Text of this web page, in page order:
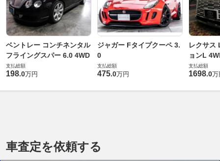
ベントレー コンチネンタル
フライングスパー 6.0 4WD
支払総額
198.0万円
ジャガー Fタイプクーペ 3.
0
支払総額
475.0万円
レクサス
ョンL
支払総額
1698.0万
車査定を依頼する